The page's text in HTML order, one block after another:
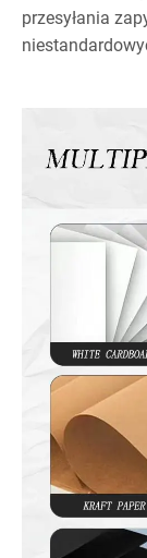
przesyłania